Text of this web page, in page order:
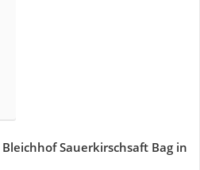
Sauerkirschsaft Bag in